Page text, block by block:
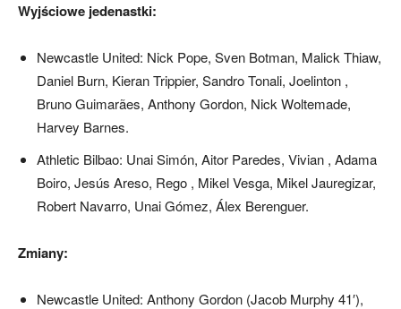
Wyjściowe jedenastki:
Newcastle United: Nick Pope, Sven Botman, Malick Thiaw,
Daniel Burn, Kieran Trippier, Sandro Tonali, Joelinton ,
Bruno Guimarães, Anthony Gordon, Nick Woltemade,
Harvey Barnes.
Athletic Bilbao: Unai Simón, Aitor Paredes, Vivian , Adama
Boiro, Jesús Areso, Rego , Mikel Vesga, Mikel Jauregizar,
Robert Navarro, Unai Gómez, Álex Berenguer.
Zmiany:
Newcastle United: Anthony Gordon (Jacob Murphy 41′),